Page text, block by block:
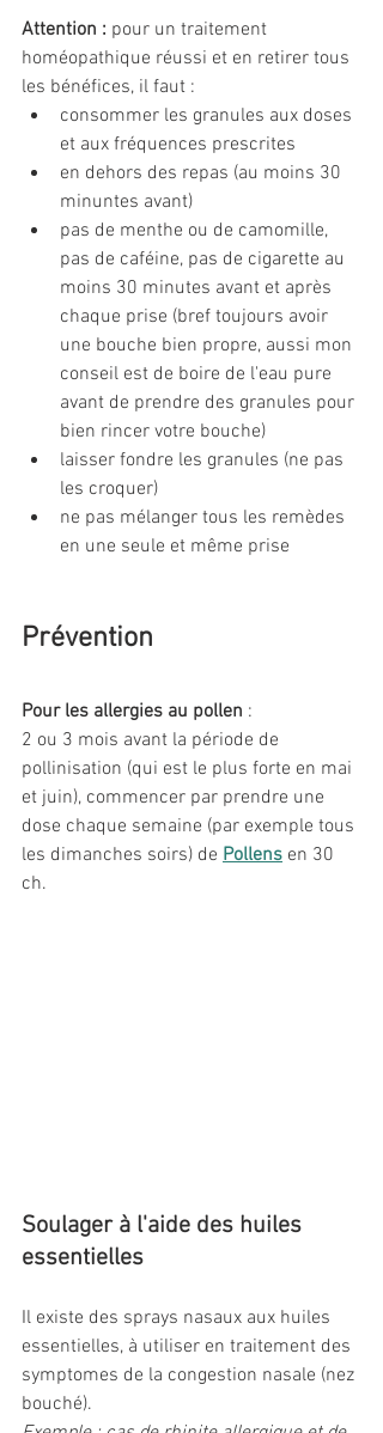
Attention : pour un traitement
homéopathique réussi et en retirer tous
les bénéfices, il faut :
consommer les granules aux doses
et aux fréquences prescrites
en dehors des repas (au moins 30
minuntes avant)
pas de menthe ou de camomille,
pas de caféine, pas de cigarette au
moins 30 minutes avant et après
chaque prise (bref toujours avoir
une bouche bien propre, aussi mon
conseil est de boire de l'eau pure
avant de prendre des granules pour
bien rincer votre bouche)
laisser fondre les granules (ne pas
les croquer)
ne pas mélanger tous les remèdes
en une seule et même prise
Prévention
Pour les allergies au pollen :
2 ou 3 mois avant la période de
pollinisation (qui est le plus forte en mai
et juin), commencer par prendre une
dose chaque semaine (par exemple tous
les dimanches soirs) de Pollens en 30
ch.
Soulager à l'aide des huiles
essentielles
Il existe des sprays nasaux aux huiles
essentielles, à utiliser en traitement des
symptomes de la congestion nasale (nez
bouché).